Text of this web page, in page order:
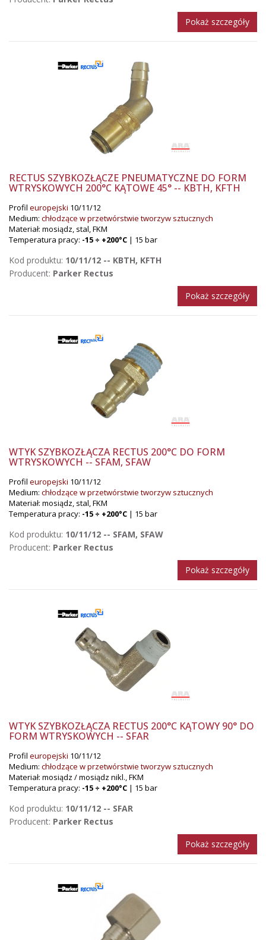
Pokaż szczegóły
RECTUS SZYBKOZŁĄCZE PNEUMATYCZNE DO FORM
WTRYSKOWYCH 200°C KĄTOWE 45° -- KBTH, KFTH
Profil europejski 10/11/12
Medium: chłodzące w przetwórstwie tworzyw sztucznych
Materiał: mosiądz, stal, FKM
Temperatura pracy: -15 ÷ +200°C | 15 bar
Kod produktu: 10/11/12 -- KBTH, KFTH
Producent: Parker Rectus
Pokaż szczegóły
WTYK SZYBKOZŁĄCZA RECTUS 200°C DO FORM
WTRYSKOWYCH -- SFAM, SFAW
Profil europejski 10/11/12
Medium: chłodzące w przetwórstwie tworzyw sztucznych
Materiał: mosiądz, stal, FKM
Temperatura pracy: -15 ÷ +200°C | 15 bar
Kod produktu: 10/11/12 -- SFAM, SFAW
Producent: Parker Rectus
Pokaż szczegóły
WTYK SZYBKOZŁĄCZA RECTUS 200°C KĄTOWY 90° DO
FORM WTRYSKOWYCH -- SFAR
Profil europejski 10/11/12
Medium: chłodzące w przetwórstwie tworzyw sztucznych
Materiał: mosiądz / mosiądz nikl., FKM
Temperatura pracy: -15 ÷ +200°C | 15 bar
Kod produktu: 10/11/12 -- SFAR
Producent: Parker Rectus
Pokaż szczegóły